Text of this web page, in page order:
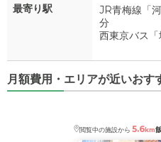
最寄り駅
JR青梅線「
分
西東京バス
月額費用・エリアが近いおす
閲覧中の施設から 5.6km